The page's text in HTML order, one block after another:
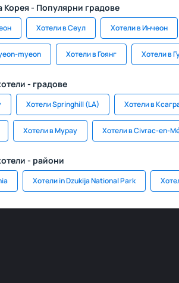
- Популярни градове
Хотели в Сеул Хотели в Инчеон
myeon Хотели в Гоянг Хотели в
- градове
Хотели Springhill (LA) Хотели в
Хотели в Мурау Хотели в Civrac-en-
- райони
Хотели in Dzukija National Park